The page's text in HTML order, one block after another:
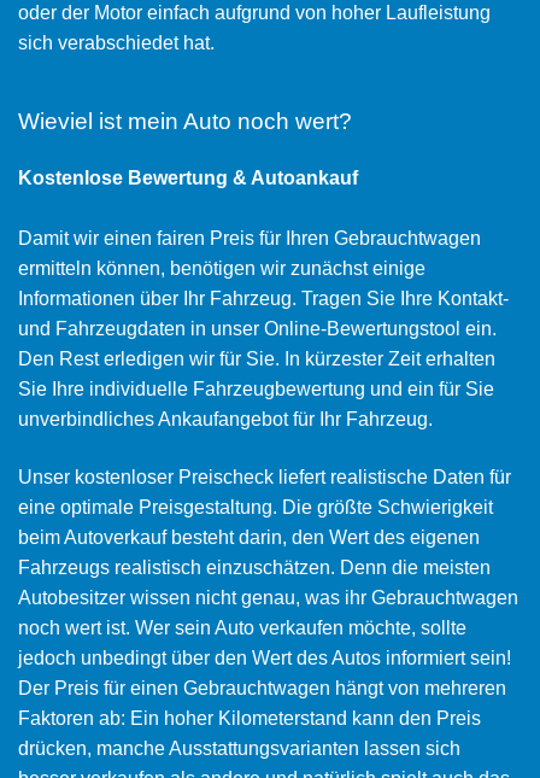
oder der Motor einfach aufgrund von hoher Laufleistung
sich verabschiedet hat.
Wieviel ist mein Auto noch wert?
Kostenlose Bewertung & Autoankauf
Damit wir einen fairen Preis für Ihren Gebrauchtwagen
ermitteln können, benötigen wir zunächst einige
Informationen über Ihr Fahrzeug. Tragen Sie Ihre Kontakt-
und Fahrzeugdaten in unser Online-Bewertungstool ein.
Den Rest erledigen wir für Sie. In kürzester Zeit erhalten
Sie Ihre individuelle Fahrzeugbewertung und ein für Sie
unverbindliches Ankaufangebot für Ihr Fahrzeug.
Unser kostenloser Preischeck liefert realistische Daten für
eine optimale Preisgestaltung. Die größte Schwierigkeit
beim Autoverkauf besteht darin, den Wert des eigenen
Fahrzeugs realistisch einzuschätzen. Denn die meisten
Autobesitzer wissen nicht genau, was ihr Gebrauchtwagen
noch wert ist. Wer sein Auto verkaufen möchte, sollte
jedoch unbedingt über den Wert des Autos informiert sein!
Der Preis für einen Gebrauchtwagen hängt von mehreren
Faktoren ab: Ein hoher Kilometerstand kann den Preis
drücken, manche Ausstattungsvarianten lassen sich